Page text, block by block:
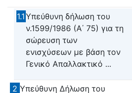
1.1Υπεύθυνη δήλωση του
ν.1599/1986 (Α΄ 75) για τη
σώρευση των
ενισχύσεων με βάση τον
Γενικό Απαλλακτικό ...
2 Υπεύθυνη Δήλωση του